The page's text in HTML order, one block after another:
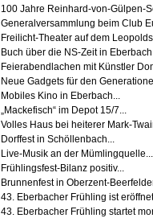
100 Jahre Reinhard-von-Gülpen-
Generalversammlung beim Club
Freilicht-Theater auf dem
Buch über die NS-Zeit in
Feierabendlachen mit Künstler
Neue Gadgets für den
Mobiles Kino in Eberbach...
„Mackefisch“ im Depot 15/7...
Volles Haus bei heiterer Mark-
Dorffest in Schöllenbach...
Live-Musik an der Mümlingquelle...
Frühlingsfest-Bilanz positiv...
Brunnenfest in Oberzent-
43. Eberbacher Frühling ist
43. Eberbacher Frühling startet